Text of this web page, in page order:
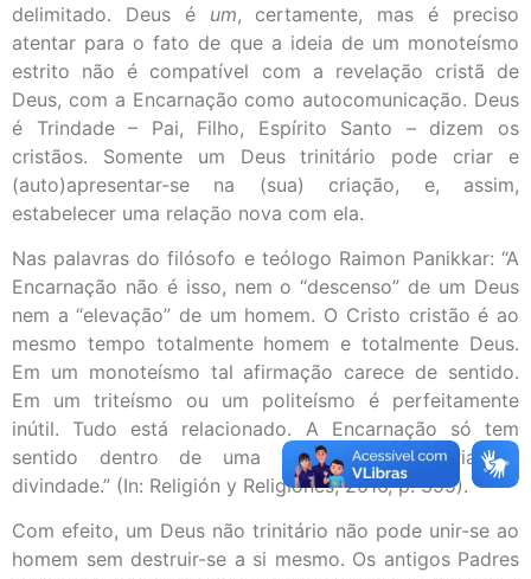
delimitado. Deus é um, certamente, mas é preciso
atentar para o fato de que a ideia de um monoteísmo
estrito não é compatível com a revelação cristã de
Deus, com a Encarnação como autocomunicação. Deus
é Trindade – Pai, Filho, Espírito Santo – dizem os
cristãos. Somente um Deus trinitário pode criar e
(auto)apresentar-se na (sua) criação, e, assim,
estabelecer uma relação nova com ela.
Nas palavras do filósofo e teólogo Raimon Panikkar: “A
Encarnação não é isso, nem o “descenso” de um Deus
nem a “elevação” de um homem. O Cristo cristão é ao
mesmo tempo totalmente homem e totalmente Deus.
Em um monoteísmo tal afirmação carece de sentido.
Em um triteísmo ou um politeísmo é perfeitamente
inútil. Tudo está relacionado. A Encarnação só tem
sentido dentro de uma concepção trinitária da
divindade.” (In: Religión y Religiones, 2016, p. 395).
Com efeito, um Deus não trinitário não pode unir-se ao
homem sem destruir-se a si mesmo. Os antigos Padres